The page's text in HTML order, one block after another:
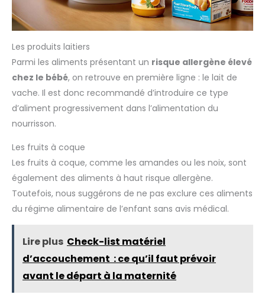
Les produits laitiers
Parmi les aliments présentant un risque allergène élevé
chez le bébé, on retrouve en première ligne : le lait de
vache. Il est donc recommandé d’introduire ce type
d’aliment progressivement dans l’alimentation du
nourrisson.
Les fruits à coque
Les fruits à coque, comme les amandes ou les noix, sont
également des aliments à haut risque allergène.
Toutefois, nous suggérons de ne pas exclure ces aliments
du régime alimentaire de l’enfant sans avis médical.
Lire plus Check-list matériel
d’accouchement : ce qu’il faut prévoir
avant le départ à la maternité